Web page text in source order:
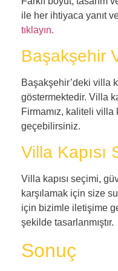
ile her ihtiyaca yanıt
tıklayın.
Başakşehir
Başakşehir’deki villa
göstermektedir. Villa
Firmamız, kaliteli villa
geçebilirsiniz.
Villa Kapısı
Villa kapısı seçimi,
karşılamak için size
için bizimle iletişime
şekilde tasarlanmıştır.
Sonuç